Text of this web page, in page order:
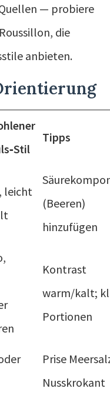
— probiere
die
anbieten.
Tipps
leicht
(Beeren)
hinzufügen
Kontrast
warm/kalt;
Portionen
Prise
Nusskrokant